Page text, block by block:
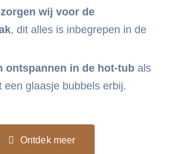
wij voor de
, dit alles is inbegrepen in de
ontspannen in de hot-tub als
een glaasje bubbels erbij.
Ontdek meer